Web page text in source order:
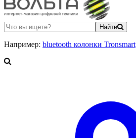
Найти
Например: bluetooth колонки Tronsmart